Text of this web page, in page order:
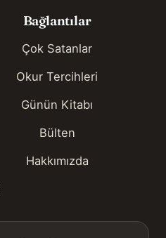
Bağlantılar
Çok Satanlar
Okur Tercihleri
Günün Kitabı
Bülten
Hakkımızda